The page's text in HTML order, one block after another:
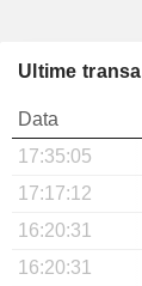
Ultime
Data
17:35:05
17:17:12
16:20:31
16:20:31